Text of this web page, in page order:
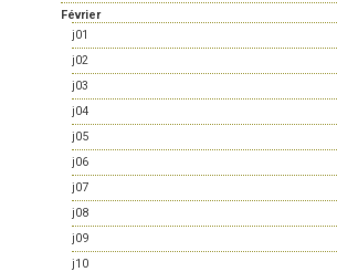
Février
j01
j02
j03
j04
j05
j06
j07
j08
j09
j10